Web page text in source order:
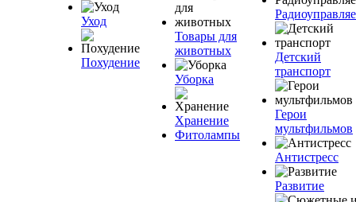
Уход
Похудение
Товары для
животных
Уборка
Хранение
Фитолампы
Детский
транспорт
Герои
мультфильмов
Антистресс
Развитие